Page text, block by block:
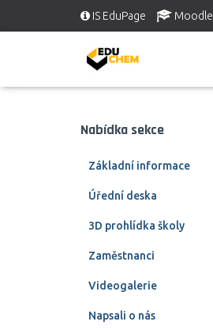
IS EduPage Moodle
Nabídka sekce
Základní informace
Úřední deska
3D prohlídka školy
Zaměstnanci
Videogalerie
Napsali o nás